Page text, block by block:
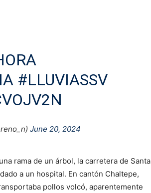
#LLUVIASSV
June 20, 2024
rama de un árbol, la carretera de Santa
a un hospital. En cantón Chaltepe,
pollos volcó, aparentemente